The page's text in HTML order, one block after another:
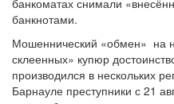
банкнотами.
Мошеннический «обмен» на
склеенных» купюр
производился в нескольких
Барнауле преступники с 21